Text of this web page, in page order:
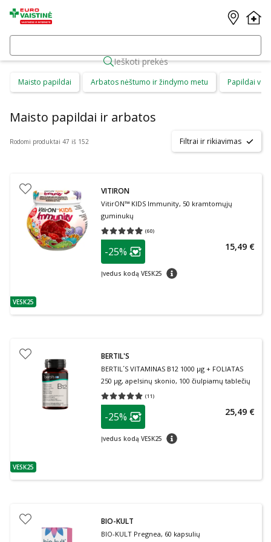
Ieškoti prekės
Maisto papildai Arbatos nėštumo ir žindymo metu Papildai
Maisto papildai ir arbatos
Rodomi produktai 47 iš 152 Filtrai ir rikiavimas
patarimas
VESK25
VITIRON
VitirON™ KIDS Immunity, 50 kramtomųjų
guminukų
(60)
Vidutinis įvertinimas 4.98
patarimas
Lojalumo klubo narių nuolaida
-25%
Įvedus kodą VESK25 patarimas
15,49 €
patarimas
VESK25
BERTIL'S
BERTIL´S VITAMINAS B12 1000 µg + FOLIATAS
250 µg, apelsinų skonio, 100 čiulpiamų tablečių
(11)
Vidutinis įvertinimas 5.00
patarimas
Lojalumo klubo narių nuolaida
-25%
Įvedus kodą VESK25 patarimas
25,49 €
BIO-KULT
BIO-KULT Pregnea, 60 kapsulių